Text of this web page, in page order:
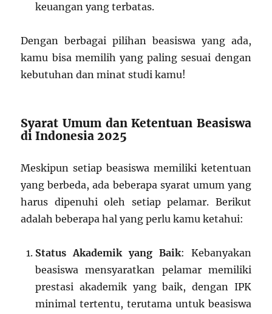
keuangan yang terbatas.
Dengan berbagai pilihan beasiswa yang ada,
kamu bisa memilih yang paling sesuai dengan
kebutuhan dan minat studi kamu!
Syarat Umum dan Ketentuan Beasiswa
di Indonesia 2025
Meskipun setiap beasiswa memiliki ketentuan
yang berbeda, ada beberapa syarat umum yang
harus dipenuhi oleh setiap pelamar. Berikut
adalah beberapa hal yang perlu kamu ketahui:
Status Akademik yang Baik: Kebanyakan
beasiswa mensyaratkan pelamar memiliki
prestasi akademik yang baik, dengan IPK
minimal tertentu, terutama untuk beasiswa